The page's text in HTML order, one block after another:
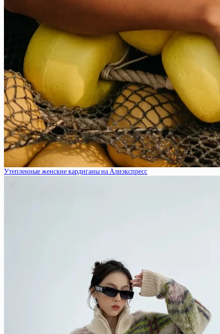
Утепленные женские кардиганы на Алиэкспресс